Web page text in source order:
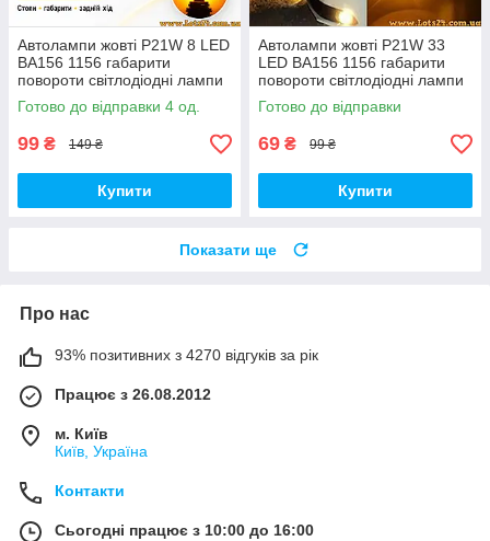
Автолампи жовті P21W 8 LED
BA156 1156 габарити
повороти світлодіодні лампи
поворотники для авто лампа
поворотів лед світлодіодна
Готово до відправки 4 од.
99 ₴ 149 ₴
Купити
Автолампи жовті P21W 33
LED BA156 1156 габарити
повороти світлодіодні лампи
поворотники для авто лампа
поворотів лед світлодіодна
Готово до відправки
69 ₴ 99 ₴
Купити
Показати ще
Про нас
93% позитивних з 4270 відгуків за рік
Працює з 26.08.2012
м. Київ
Київ, Україна
Контакти
Сьогодні працює з 10:00 до 16:00